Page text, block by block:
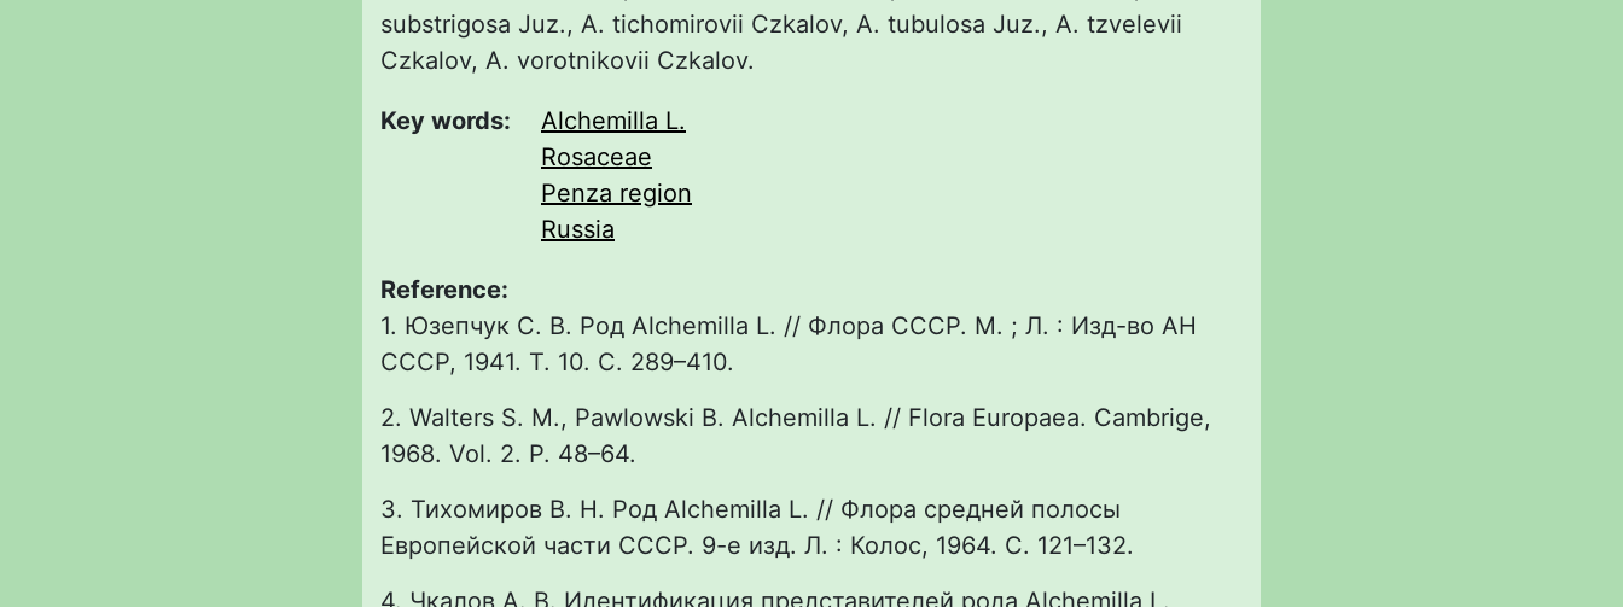
substrigosa Juz., A. tichomirovii Czkalov, A. tubulosa Juz., A. tzvelevii
Czkalov, A. vorotnikovii Czkalov.
Key words:
Alchemilla L.
Rosaceae
Penza region
Russia
Reference:
1. Юзепчук С. В. Род Alchemilla L. // Флора СССР. М. ; Л. : Изд-во АН
СССР, 1941. Т. 10. С. 289–410.
2. Walters S. M., Pawlowski B. Alchemilla L. // Flora Europaea. Cambrige,
1968. Vol. 2. P. 48–64.
3. Тихомиров В. Н. Род Alchemilla L. // Флора средней полосы
Европейской части СССР. 9-е изд. Л. : Колос, 1964. С. 121–132.
4. Чкалов А. В. Идентификация представителей рода Alchemilla L.